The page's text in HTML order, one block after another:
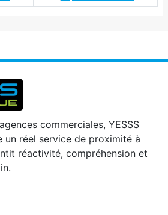
commerciales, YESSS
un réel service de proximité à
réactivité, compréhension et